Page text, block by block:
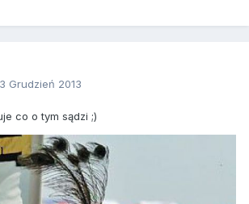
Grudzień 2013
co o tym sądzi ;)